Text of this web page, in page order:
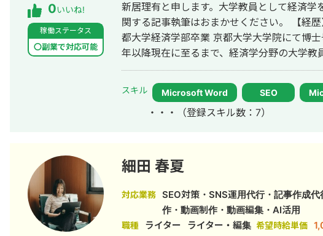
0いいね!
稼働ステータス
〇副業で対応可能
新居理有と申します。大学教員として経済学
関する記事執筆はおまかせください。 【経歴】 愛知県立岡崎高等学校卒業 京
都大学経済学部卒業 京都大学大学院にて博士号（経済
年以降現在に至るまで、経済学分野の大学教
スキル Microsoft Word SEO
・・・ （登録スキル数：7）
細田 春夏
対応業務 SEO対策・SNS運用代行・記事作成
作・動画制作・動画編集・AI活用
職種 ライター ライター・編集 希望時給単価